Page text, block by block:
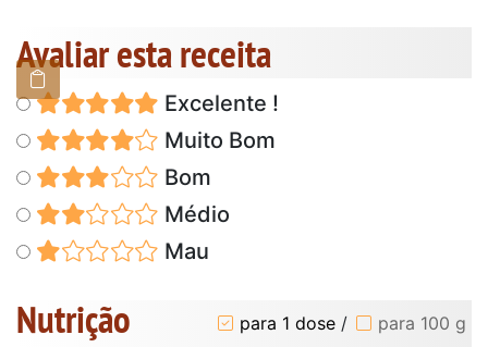
Avaliar esta receita
Excelente !
Muito Bom
Bom
Médio
Mau
Nutrição para 1 dose / para 100 g